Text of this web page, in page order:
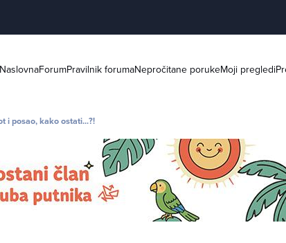
NaslovnaForumPravilnik forumaNepročitane porukeMoji pregledi
i posao, kako ostati...?!